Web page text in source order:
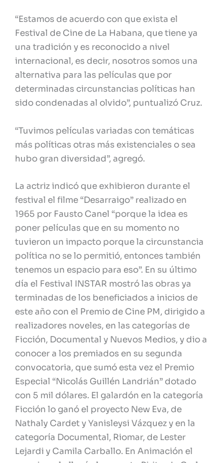
“Estamos de acuerdo con que exista el
Festival de Cine de La Habana, que tiene ya
una tradición y es reconocido a nivel
internacional, es decir, nosotros somos una
alternativa para las películas que por
determinadas circunstancias políticas han
sido condenadas al olvido”, puntualizó Cruz.
“Tuvimos películas variadas con temáticas
más políticas otras más existenciales o sea
hubo gran diversidad”, agregó.
La actriz indicó que exhibieron durante el
festival el filme “Desarraigo” realizado en
1965 por Fausto Canel “porque la idea es
poner películas que en su momento no
tuvieron un impacto porque la circunstancia
política no se lo permitió, entonces también
tenemos un espacio para eso”. En su último
día el Festival INSTAR mostró las obras ya
terminadas de los beneficiados a inicios de
este año con el Premio de Cine PM, dirigido a
realizadores noveles, en las categorías de
Ficción, Documental y Nuevos Medios, y dio a
conocer a los premiados en su segunda
convocatoria, que sumó esta vez el Premio
Especial “Nicolás Guillén Landrián” dotado
con 5 mil dólares. El galardón en la categoría
Ficción lo ganó el proyecto New Eva, de
Nathaly Cardet y Yanisleysi Vázquez y en la
categoría Documental, Riomar, de Lester
Lejardi y Camila Carballo. En Animación el